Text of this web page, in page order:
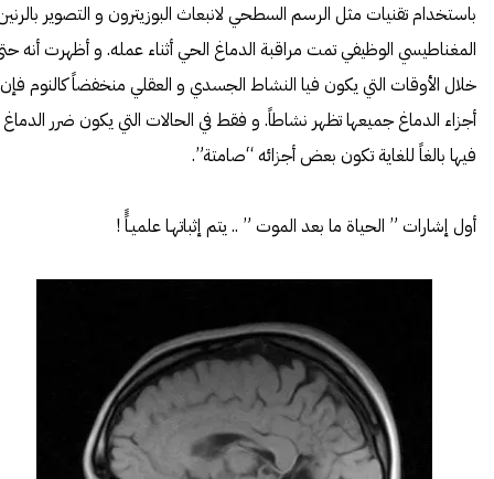
باستخدام تقنيات مثل الرسم السطحي لانبعاث البوزيترون و التصوير
المغناطيسي الوظيفي تمت مراقبة الدماغ الحي أثناء عمله. و أظهرت أنه
خلال الأوقات التي يكون فيا النشاط الجسدي و العقلي منخفضاً كالنوم فإن
أجزاء الدماغ جميعها تظهر نشاطاً. و فقط في الحالات التي يكون ضرر الدماغ
فيها بالغاً للغاية تكون بعض أجزائه “صامتة”.
أول إشارات ” الحياة ما بعد الموت ” .. يتم إثباتهـا علميـاًً !